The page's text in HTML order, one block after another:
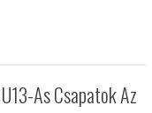
As Csapatok Az